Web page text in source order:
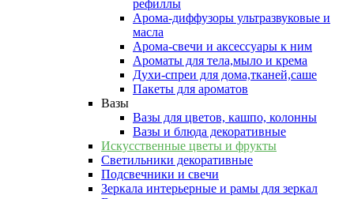
рефиллы
Арома-диффузоры ультразвуковые и
масла
Арома-свечи и аксессуары к ним
Ароматы для тела,мыло и крема
Духи-спреи для дома,тканей,саше
Пакеты для ароматов
Вазы
Вазы для цветов, кашпо, колонны
Вазы и блюда декоративные
Искусственные цветы и фрукты
Светильники декоративные
Подсвечники и свечи
Зеркала интерьерные и рамы для зеркал